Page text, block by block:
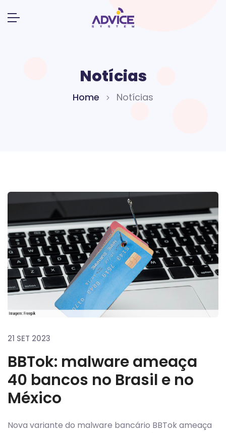
Notícias
Home Notícias
21 SET 2023
BBTok: malware ameaça
40 bancos no Brasil e no
México
Nova variante do malware bancário BBTok ameaça